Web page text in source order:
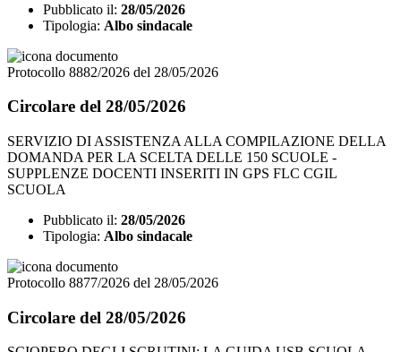
Pubblicato il: 28/05/2026
Tipologia: Albo sindacale
Protocollo 8882/2026 del 28/05/2026
Circolare del 28/05/2026
SERVIZIO DI ASSISTENZA ALLA COMPILAZIONE DELLA
DOMANDA PER LA SCELTA DELLE 150 SCUOLE -
SUPPLENZE DOCENTI INSERITI IN GPS FLC CGIL
SCUOLA
Pubblicato il: 28/05/2026
Tipologia: Albo sindacale
Protocollo 8877/2026 del 28/05/2026
Circolare del 28/05/2026